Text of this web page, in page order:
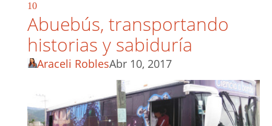
10
Abuebús, transportando
historias y sabiduría
Araceli RoblesAbr 10, 2017